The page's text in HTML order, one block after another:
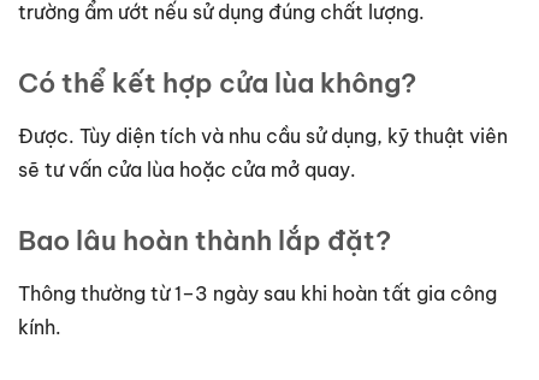
trường ẩm ướt nếu sử dụng đúng chất lượng.
Có thể kết hợp cửa lùa không?
Được. Tùy diện tích và nhu cầu sử dụng, kỹ thuật viên
sẽ tư vấn cửa lùa hoặc cửa mở quay.
Bao lâu hoàn thành lắp đặt?
Thông thường từ 1–3 ngày sau khi hoàn tất gia công
kính.